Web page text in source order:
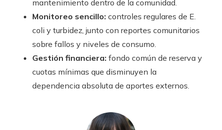
mantenimiento dentro de la comunidad.
Monitoreo sencillo: controles regulares de E.
coli y turbidez, junto con reportes comunitarios
sobre fallos y niveles de consumo.
Gestión financiera: fondo común de reserva y
cuotas mínimas que disminuyen la
dependencia absoluta de aportes externos.